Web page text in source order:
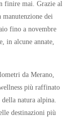
finire mai. Grazie al
dei
fino a novembre
in alcune annate,
da Merano
più raffinato
natura alpina.
destinazioni più